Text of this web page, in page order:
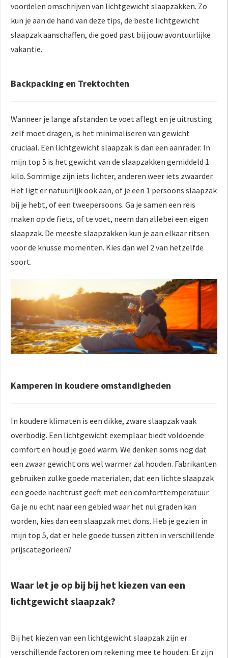
voordelen omschrijven van lichtgewicht slaapzakken. Zo
kun je aan de hand van deze tips, de beste lichtgewicht
slaapzak aanschaffen, die goed past bij jouw avontuurlijke
vakantie.
Backpacking en Trektochten
Wanneer je lange afstanden te voet aflegt en je uitrusting
zelf moet dragen, is het minimaliseren van gewicht
cruciaal. Een lichtgewicht slaapzak is dan een aanrader. In
mijn top 5 is het gewicht van de slaapzakken gemiddeld 1
kilo. Sommige zijn iets lichter, anderen weer iets zwaarder.
Het ligt er natuurlijk ook aan, of je een 1 persoons slaapzak
bij je hebt, of een tweepersoons. Ga je samen een reis
maken op de fiets, of te voet, neem dan allebei een eigen
slaapzak. De meeste slaapzakken kun je aan elkaar ritsen
voor de knusse momenten. Kies dan wel 2 van hetzelfde
soort.
Kamperen in koudere omstandigheden
In koudere klimaten is een dikke, zware slaapzak vaak
overbodig. Een lichtgewicht exemplaar biedt voldoende
comfort en houd je goed warm. We denken soms nog dat
een zwaar gewicht ons wel warmer zal houden. Fabrikanten
gebruiken zulke goede materialen, dat een lichte slaapzak
een goede nachtrust geeft met een comforttemperatuur.
Ga je nu echt naar een gebied waar het nul graden kan
worden, kies dan een slaapzak met dons. Heb je gezien in
mijn top 5, dat er hele goede tussen zitten in verschillende
prijscategorieën?
Waar let je op bij bij het kiezen van een
lichtgewicht slaapzak?
Bij het kiezen van een lichtgewicht slaapzak zijn er
verschillende factoren om rekening mee te houden. Er zijn